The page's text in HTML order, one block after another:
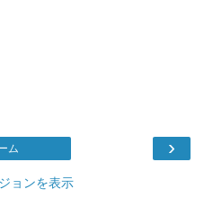
›
ム
ョンを表示